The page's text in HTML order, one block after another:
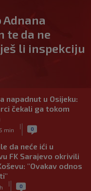
te da ne
li inspekciju
napadnut u Osijeku:
čekali ga tokom
min
| 0
da neće ići u
FK Sarajevo okrivili
"Ovakav odnos
| 0